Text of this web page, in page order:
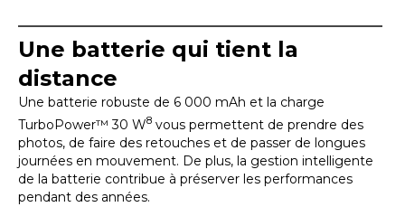
Une batterie qui tient la
distance
Une batterie robuste de 6 000 mAh et la charge
TurboPower™ 30 W8 vous permettent de prendre des
photos, de faire des retouches et de passer de longues
journées en mouvement. De plus, la gestion intelligente
de la batterie contribue à préserver les performances
pendant des années.